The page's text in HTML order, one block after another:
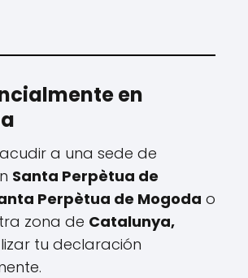
en
a una sede de
Santa Perpètua de
Perpètua de Mogoda o
zona de Catalunya,
tu declaración